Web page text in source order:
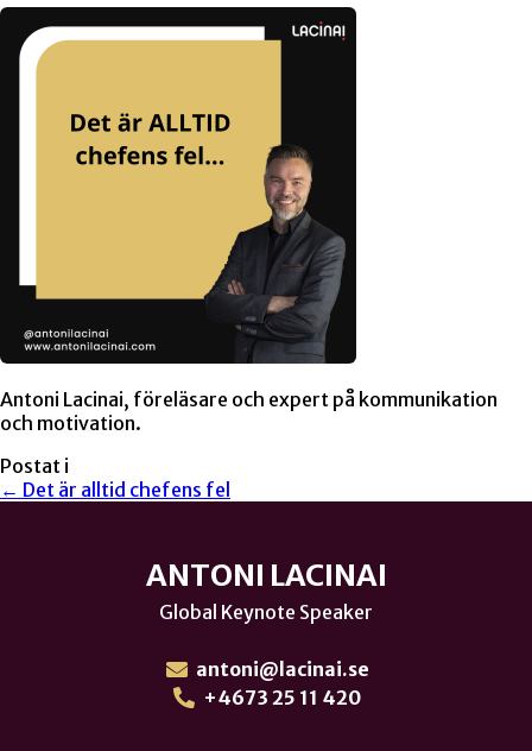
Antoni Lacinai, föreläsare och expert på kommunikation
och motivation.
Postat i
← Det är alltid chefens fel
ANTONI LACINAI
Global Keynote Speaker
antoni@lacinai.se
+4673 25 11 420